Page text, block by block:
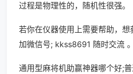
过程是物理性的，随机性很强。
若你在仪器使用上需要帮助，
加微信号; kkss8691 随时交流 。
通用型麻将机助赢神器哪个好;